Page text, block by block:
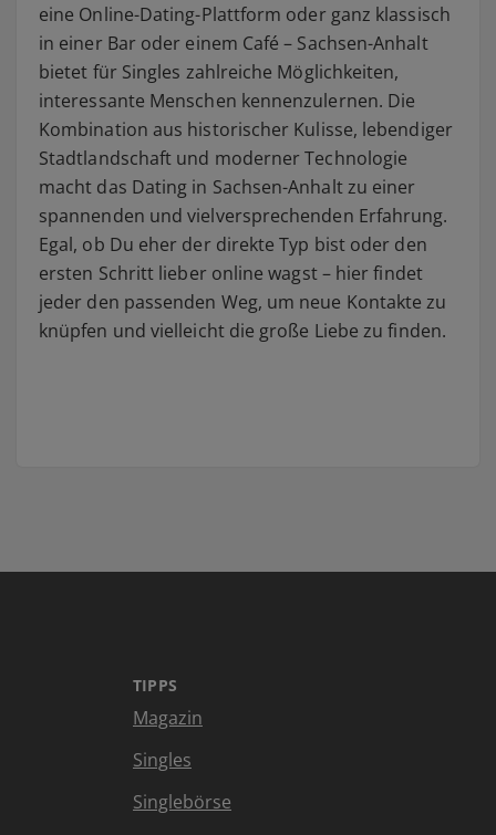
eine Online-Dating-Plattform oder ganz klassisch
in einer Bar oder einem Café – Sachsen-Anhalt
bietet für Singles zahlreiche Möglichkeiten,
interessante Menschen kennenzulernen. Die
Kombination aus historischer Kulisse, lebendiger
Stadtlandschaft und moderner Technologie
macht das Dating in Sachsen-Anhalt zu einer
spannenden und vielversprechenden Erfahrung.
Egal, ob Du eher der direkte Typ bist oder den
ersten Schritt lieber online wagst – hier findet
jeder den passenden Weg, um neue Kontakte zu
knüpfen und vielleicht die große Liebe zu finden.
TIPPS
Magazin
Singles
Singlebörse